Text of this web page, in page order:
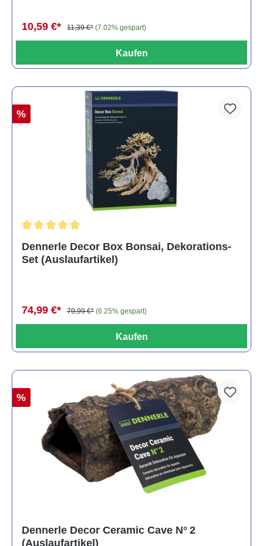
10,59 €* 11,39 €* (7.02% gespart)
Kaufen
%
Dennerle Decor Box Bonsai, Dekorations-
Set (Auslaufartikel)
74,99 €* 79,99 €* (6.25% gespart)
Kaufen
%
Dennerle Decor Ceramic Cave N° 2
(Auslaufartikel)